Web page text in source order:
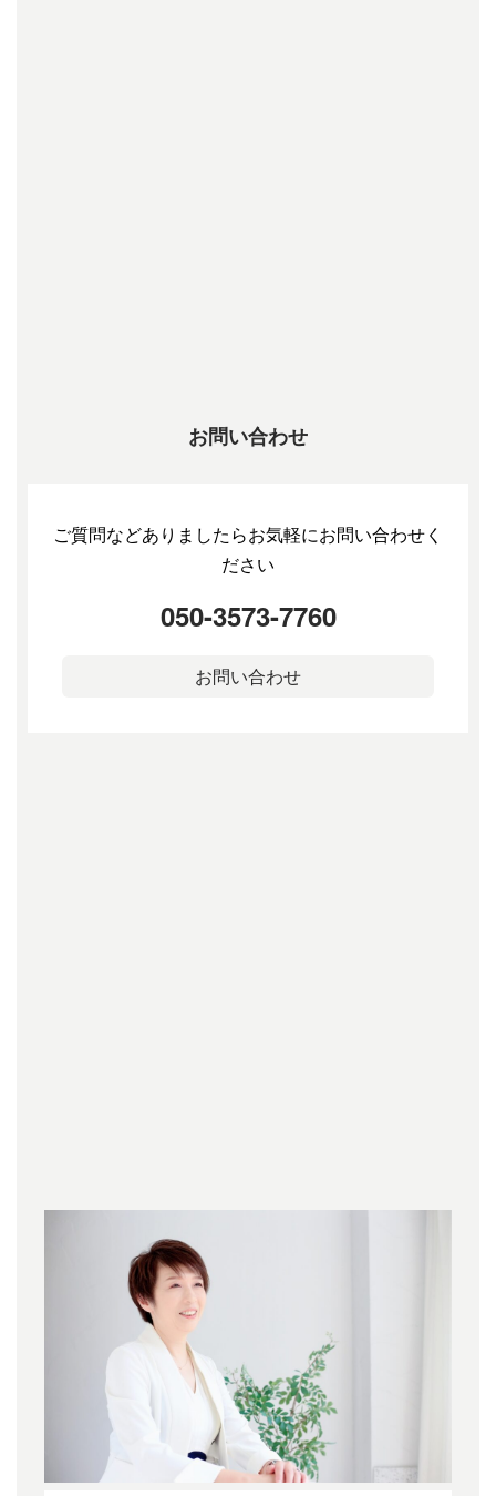
お問い合わせ
ご質問などありましたらお気軽にお問い合わせく
ださい
050-3573-7760
お問い合わせ